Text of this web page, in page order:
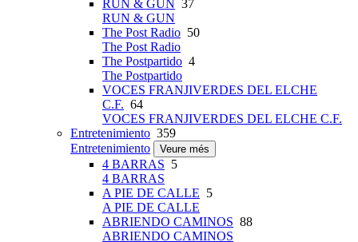
RUN & GUN 37
RUN & GUN
The Post Radio 50
The Post Radio
The Postpartido 4
The Postpartido
VOCES FRANJIVERDES DEL ELCHE
C.F. 64
VOCES FRANJIVERDES DEL ELCHE C.F.
Entretenimiento 359
Entretenimiento
Veure més
4 BARRAS 5
4 BARRAS
A PIE DE CALLE 5
A PIE DE CALLE
ABRIENDO CAMINOS 88
ABRIENDO CAMINOS